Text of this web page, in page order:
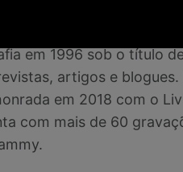
em 1996 sob o título
artigos e
em 2018 com o
com mais de 60